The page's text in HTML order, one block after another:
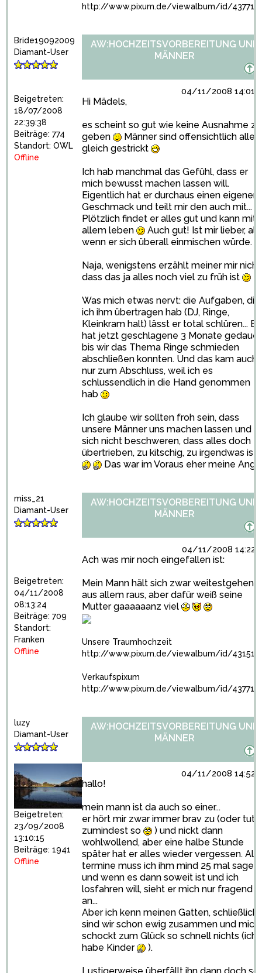
http://www.pixum.de/viewalbum/id/
Bride19092009
Diamant-User
Beigetreten:
18/07/2008
22:39:38
Beiträge: 774
Standort: OWL
Offline
AW:HOCHZEITSVORBEREITUNG UND
MÄNNER
04/11/2008
Hi Mädels,
es scheint so gut wie keine Ausnahme zu
geben
Männer sind offensichtlich alle
gleich gestrickt
Ich hab manchmal das Gefühl, dass er
mich bewusst machen lassen will.
Eigentlich hat er durchaus einen eigenen
Geschmack und teilt mir den auch mit...
Plötzlich findet er alles gut und kann mit
allem leben
Auch gut! Ist mir lieber, als
wenn er sich überall einmischen würde.
Naja, wenigstens erzählt meiner mir nicht,
dass das ja alles noch viel zu früh ist
Was mich etwas nervt: die Aufgaben, die
ich ihm übertragen hab (DJ, Ringe,
Kleinkram halt) lässt er total schlüren... Es
hat jetzt geschlagene 3 Monate
bis wir das Thema Ringe schmieden
abschließen konnten. Und das kam auch
nur zum Abschluss, weil ich es
schlussendlich in die Hand genommen
hab
Ich glaube wir sollten froh sein, dass
unsere Männer uns machen lassen und
sich nicht beschweren, dass alles doch
übertrieben, zu kitschig, zu irgendwas ist
Das war im Voraus eher meine
miss_21
Diamant-User
Beigetreten:
04/11/2008
08:13:24
Beiträge: 709
Standort:
Franken
Offline
AW:HOCHZEITSVORBEREITUNG UND
MÄNNER
04/11/2008
Ach was mir noch eingefallen ist:
Mein Mann hält sich zwar weitestgehend
aus allem raus, aber dafür weiß seine
Mutter gaaaaaanz viel
Unsere Traumhochzeit
http://www.pixum.de/viewalbum/id/
Verkaufspixum
http://www.pixum.de/viewalbum/id/
luzy
Diamant-User
Beigetreten:
23/09/2008
13:10:15
Beiträge: 1941
Offline
AW:HOCHZEITSVORBEREITUNG UND
MÄNNER
04/11/2008
hallo!
mein mann ist da auch so einer...
er hört mir zwar immer brav zu (oder tut
zumindest so
) und nickt dann
wohlwollend, aber eine halbe Stunde
später hat er alles wieder vergessen. Alle
termine muss ich ihm mind 25 mal sagen
und wenn es dann soweit ist und ich
losfahren will, sieht er mich nur fragend
an...
Aber ich kenn meinen Gatten, schließlich
sind wir schon ewig zusammen und mich
schockt zum Glück so schnell nichts (ich
habe Kinder
).